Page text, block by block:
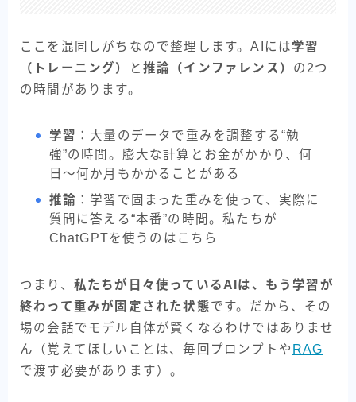
ここを混同しがちなので整理します。AIには学習
（トレーニング）
と 推論（インファレンス） の2つ
の時間があります。
学習 ：大量のデータで重みを調整する“勉
強”の時間。膨大な計算とお金がかかり、何
日〜何か月もかかることがある
推論 ：学習で固まった重みを使って、実際に
質問に答える“本番”の時間。私たちが
ChatGPTを使うのはこちら
つまり、 私たちが日々使っているAIは、もう学習が
終わって重みが固定された状態です。だから、その
場の会話でモデル自体が賢くなるわけではありませ
ん（覚えてほしいことは、毎回プロンプトや RAG
で渡す必要があります）。